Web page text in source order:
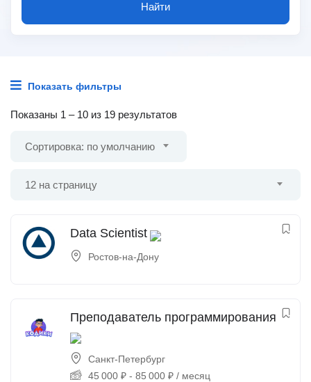
Найти
Показать фильтры
Показаны 1 – 10 из 19 результатов
Сортировка: по умолчанию
12 на страницу
Data Scientist
Ростов-на-Дону
Преподаватель программирования
Санкт-Петербург
45 000 ₽ - 85 000 ₽ / месяц